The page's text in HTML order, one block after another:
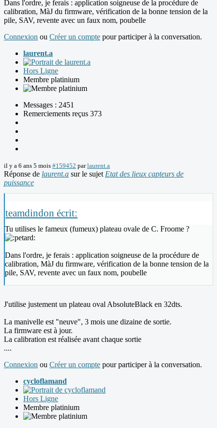
Dans l'ordre, je ferais : application soigneuse de la procédure de
calibration, MàJ du firmware, vérification de la bonne tension de la
pile, SAV, revente avec un faux nom, poubelle
Connexion ou Créer un compte pour participer à la conversation.
laurent.a
Hors Ligne
Membre platinium
Messages : 2451
Remerciements reçus 373
il y a 6 ans 5 mois #159452 parlaurent.a
Réponse de laurent.a sur le sujet Etat des lieux capteurs de
puissance
teamdindon écrit:
Tu utilises le fameux (fumeux) plateau ovale de C. Froome ?
Dans l'ordre, je ferais : application soigneuse de la procédure de
calibration, MàJ du firmware, vérification de la bonne tension de la
pile, SAV, revente avec un faux nom, poubelle
J'utilise justement un plateau oval AbsoluteBlack en 32dts.
La manivelle est "neuve", 3 mois une dizaine de sortie.
La firmware est à jour.
La calibration est réalisée avant chaque sortie
....
Connexion ou Créer un compte pour participer à la conversation.
cycloflamand
Hors Ligne
Membre platinium